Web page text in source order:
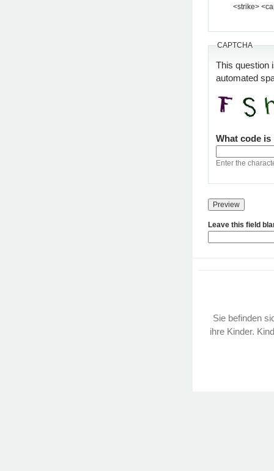
<strike>
CAPTCHA
This question
automated
What code
Enter the
Leave this field
Sie befinden
ihre Kinder.